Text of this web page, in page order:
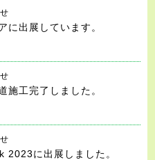
に出展しています。
工完了しました。
2023に出展しました。